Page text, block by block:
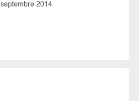
septembre 2014